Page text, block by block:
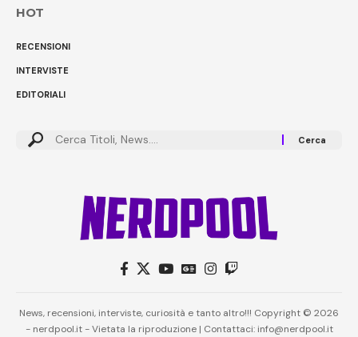
HOT
RECENSIONI
INTERVISTE
EDITORIALI
News, recensioni, interviste, curiosità e tanto altro!!! Copyright © 2026
- nerdpool.it - Vietata la riproduzione | Contattaci: info@nerdpool.it